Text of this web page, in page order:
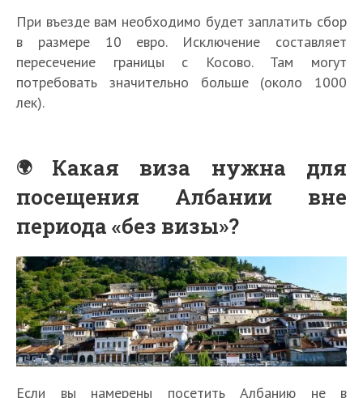
При въезде вам необходимо будет заплатить сбор
в размере 10 евро. Исключение составляет
пересечение границы с Косово. Там могут
потребовать значительно больше (около 1000
лек).
Какая виза нужна для
посещения Албании вне
периода «без визы»?
Если вы намерены посетить Албанию не в